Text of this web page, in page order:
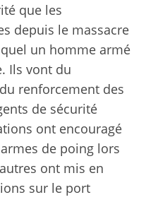
que les
depuis le massacre
un homme armé
Ils vont du
renforcement des
de sécurité
ont encouragé
de poing lors
ont mis en
sur le port